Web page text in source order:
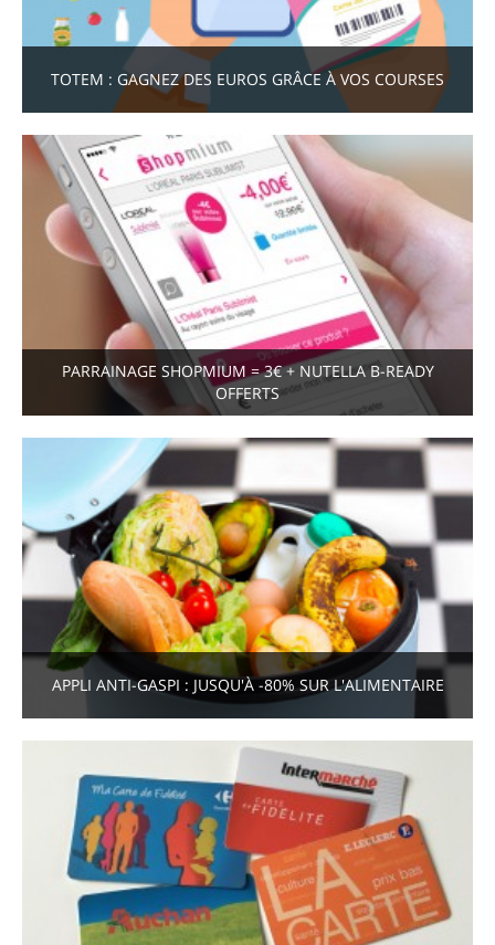
TOTEM : GAGNEZ DES EUROS GRÂCE À VOS COURSES
PARRAINAGE SHOPMIUM = 3€ + NUTELLA B-READY
OFFERTS
APPLI ANTI-GASPI : JUSQU'À -80% SUR L'ALIMENTAIRE